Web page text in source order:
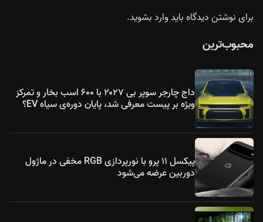
برای نوشتن دیدگاه بایدوارد بشوید.
محبوب‌ترین
داج چارجر سوپر بی ۲۰۲۷ با ۶۰۰ اسب بخار و تمرکز
ویژه بر پیست معرفی شد، پایان دوره‌ی سیاه EV؟
پیکسل ۱۱ پرو با نورپردازی RGB مخفی در ماژول
دوربین عرضه می‌شود